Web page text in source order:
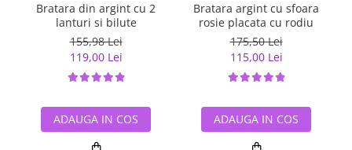
Bratara din argint cu 2
lanturi si bilute
155,98 Lei
119,00 Lei
ADAUGA IN COS
Bratara argint cu sfoara
rosie placata cu rodiu
175,50 Lei
115,00 Lei
ADAUGA IN COS